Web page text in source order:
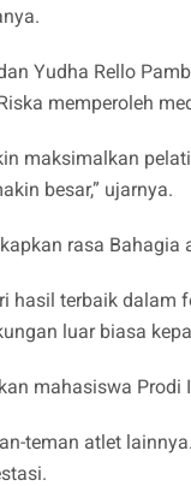
Yudha Rello
memperoleh
maksimalkan
besar,” ujarnya.
rasa Bahagia
hasil terbaik dalam
luar biasa
mahasiswa
teman atlet